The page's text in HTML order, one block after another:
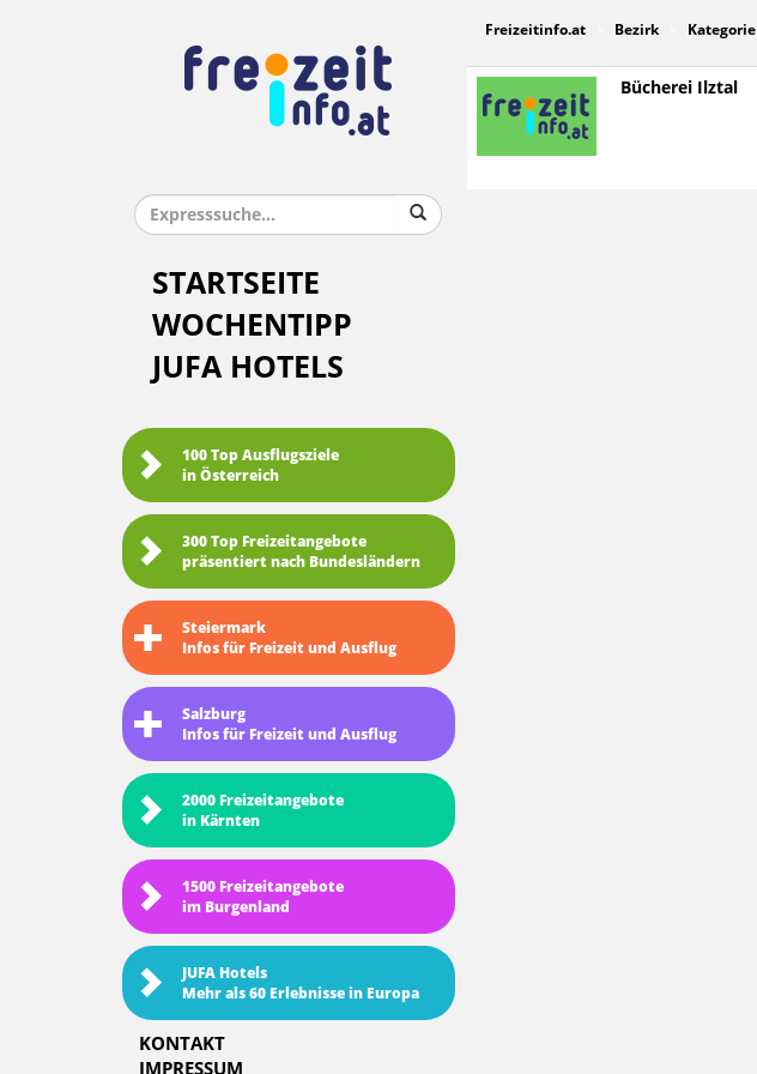
STARTSEITE
WOCHENTIPP
JUFA HOTELS
100 Top Ausflugsziele
in Österreich
300 Top Freizeitangebote
präsentiert nach Bundesländern
Steiermark
Infos für Freizeit und Ausflug
Salzburg
Infos für Freizeit und Ausflug
2000 Freizeitangebote
in Kärnten
1500 Freizeitangebote
im Burgenland
JUFA Hotels
Mehr als 60 Erlebnisse in Europa
KONTAKT
IMPRESSUM
Freizeitinfo.at Bezirk Kategorie
Bücherei Ilztal